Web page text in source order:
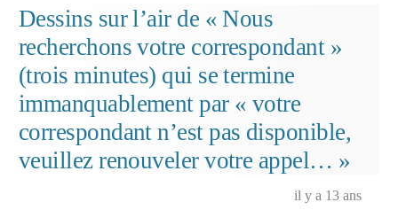
Dessins sur l’air de « Nous
recherchons votre correspondant »
(trois minutes) qui se termine
immanquablement par « votre
correspondant n’est pas disponible,
veuillez renouveler votre appel… »
il y a 13 ans